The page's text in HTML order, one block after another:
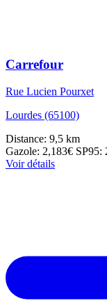
Carrefour
Rue Lucien Pourxet
Lourdes (65100)
Distance: 9,5 km
Gazole: 2,183€ SP95:
Voir détails